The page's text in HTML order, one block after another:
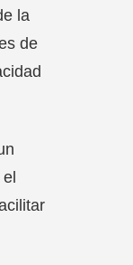
la
de